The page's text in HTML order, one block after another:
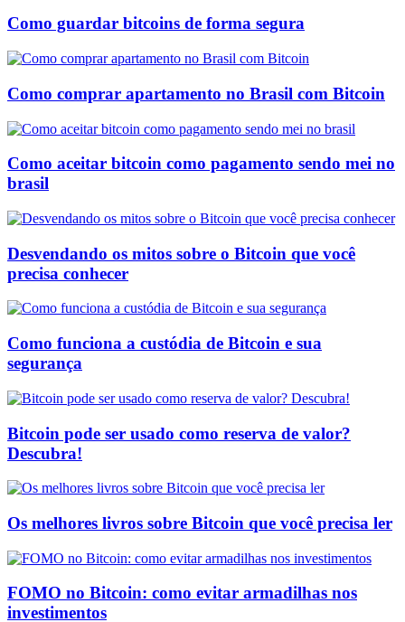
Como guardar bitcoins de forma segura
Como comprar apartamento no Brasil com Bitcoin
Como aceitar bitcoin como pagamento sendo mei no
brasil
Desvendando os mitos sobre o Bitcoin que você
precisa conhecer
Como funciona a custódia de Bitcoin e sua
segurança
Bitcoin pode ser usado como reserva de valor?
Descubra!
Os melhores livros sobre Bitcoin que você precisa ler
FOMO no Bitcoin: como evitar armadilhas nos
investimentos